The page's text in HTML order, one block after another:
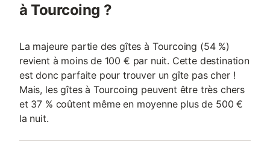
à Tourcoing ?
La majeure partie des gîtes à Tourcoing (54 %)
revient à moins de 100 € par nuit. Cette destination
est donc parfaite pour trouver un gîte pas cher !
Mais, les gîtes à Tourcoing peuvent être très chers
et 37 % coûtent même en moyenne plus de 500 €
la nuit.